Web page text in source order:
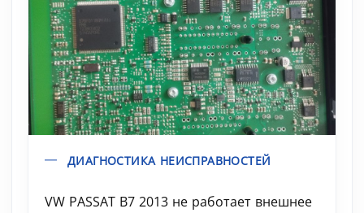
ДИАГНОСТИКА НЕИСПРАВНОСТЕЙ
VW PASSAT B7 2013 не работает внешнее